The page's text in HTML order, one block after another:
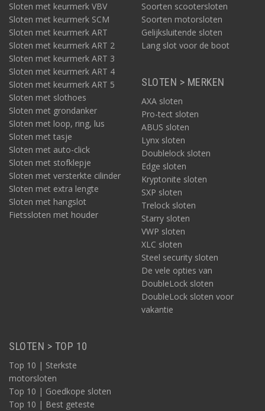
Sloten met keurmerk VBV
Sloten met keurmerk SCM
Sloten met keurmerk ART
Sloten met keurmerk ART 2
Sloten met keurmerk ART 3
Sloten met keurmerk ART 4
Sloten met keurmerk ART 5
Sloten met slothoes
Sloten met grondanker
Sloten met loop, ring, lus
Sloten met tasje
Sloten met auto-click
Sloten met stofklepje
Sloten met versterkte cilinder
Sloten met extra lengte
Sloten met hangslot
Fietssloten met houder
Soorten scootersloten
Soorten motorsloten
Gelijksluitende sloten
Lang slot voor de boot
SLOTEN > MERKEN
AXA sloten
Pro-tect sloten
ABUS sloten
Lynx sloten
Doublelock sloten
Edge sloten
Kryptonite sloten
SXP sloten
Trelock sloten
Starry sloten
VWP sloten
XLC sloten
Steel security sloten
De vele opties van
DoubleLock sloten
DoubleLock sloten voor
vakantie
SLOTEN > TOP 10
Top 10 | Sterkste
motorsloten
Top 10 | Goedkope sloten
Top 10 | Best geteste